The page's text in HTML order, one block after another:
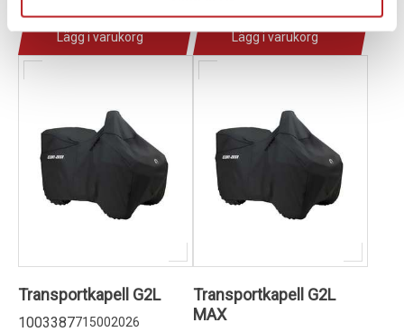
Lägg i varukorg Lägg i varukorg
Transportkapell G2L
1003387715002026
Transportkapell G2L
MAX